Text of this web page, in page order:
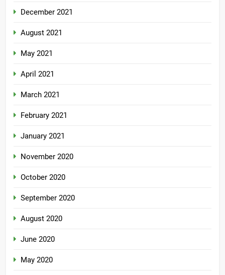
December 2021
August 2021
May 2021
April 2021
March 2021
February 2021
January 2021
November 2020
October 2020
September 2020
August 2020
June 2020
May 2020